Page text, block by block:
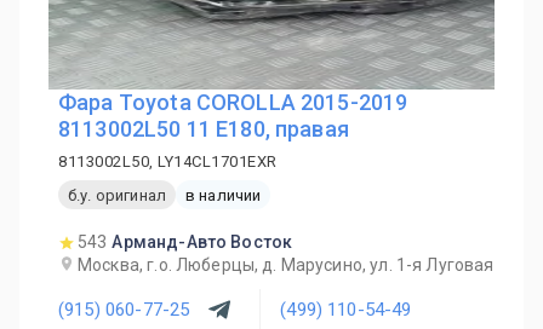
Фара Toyota COROLLA 2015-2019
8113002L50 11 E180, правая
8113002L50, LY14CL1701EXR
б.у. оригинал
в наличии
543 Арманд-Авто Восток
Москва, г.о. Люберцы, д. Марусино, ул. 1-я Луговая
(915) 060-77-25 (499) 110-54-49